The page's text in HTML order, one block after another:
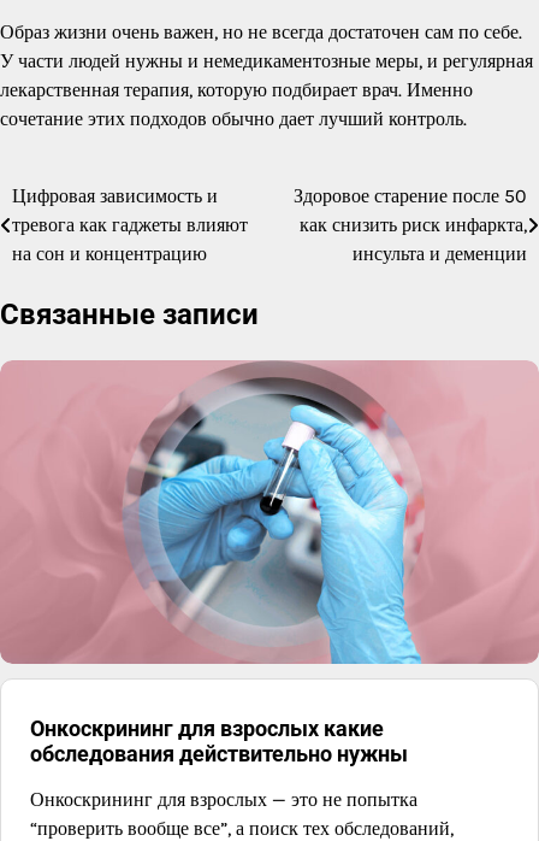
Образ жизни очень важен, но не всегда достаточен сам по себе.
У части людей нужны и немедикаментозные меры, и регулярная
лекарственная терапия, которую подбирает врач. Именно
сочетание этих подходов обычно дает лучший контроль.
Навигация
по
Цифровая зависимость и
тревога как гаджеты влияют
на сон и концентрацию
Здоровое старение после 50
как снизить риск инфаркта,
инсульта и деменции
Связанные записи
Онкоскрининг для взрослых какие
обследования действительно нужны
Онкоскрининг для взрослых — это не попытка
“проверить вообще все”, а поиск тех обследований,